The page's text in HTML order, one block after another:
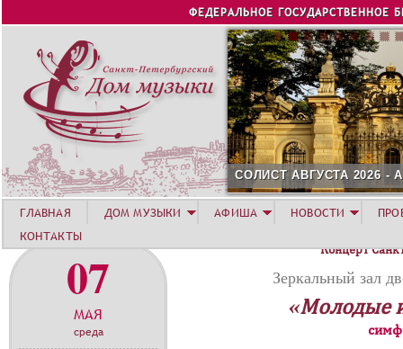
Jump to navigation
ФЕДЕРАЛЬНОЕ ГОСУДАРСТВЕННОЕ
СОЛИСТ АВГУСТА 2026 -
07
МАЯ
среда
Концерт
Зеркальный зал
«Молодые
ГЛАВНАЯ ДОМ МУЗЫКИ АФИША НОВОСТИ
КОНТАКТЫ